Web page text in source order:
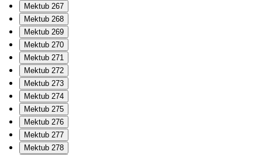
Mektub 267
Mektub 268
Mektub 269
Mektub 270
Mektub 271
Mektub 272
Mektub 273
Mektub 274
Mektub 275
Mektub 276
Mektub 277
Mektub 278